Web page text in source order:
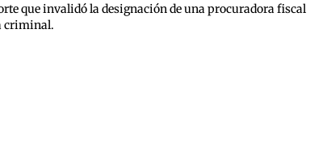
que invalidó la designación de una procuradora fiscal
criminal.